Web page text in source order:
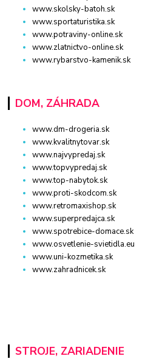
www.skolsky-batoh.sk
www.sportaturistika.sk
www.potraviny-online.sk
www.zlatnictvo-online.sk
www.rybarstvo-kamenik.sk
DOM, ZÁHRADA
www.dm-drogeria.sk
www.kvalitnytovar.sk
www.najvypredaj.sk
www.topvypredaj.sk
www.top-nabytok.sk
www.proti-skodcom.sk
www.retromaxishop.sk
www.superpredajca.sk
www.spotrebice-domace.sk
www.osvetlenie-svietidla.eu
www.uni-kozmetika.sk
www.zahradnicek.sk
STROJE, ZARIADENIE